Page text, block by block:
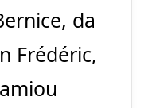
da
Frédéric,